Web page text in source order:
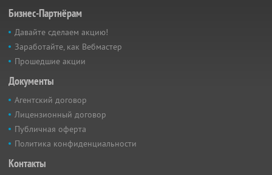
Бизнес-Партнёрам
Давайте сделаем акцию!
Заработайте, как Вебмастер
Прошедшие акции
Документы
Агентский договор
Лицензионный договор
Публичная оферта
Политика конфиденциальности
Контакты